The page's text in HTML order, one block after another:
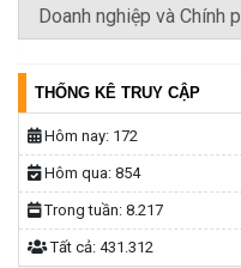
THỐNG KÊ TRUY CẬP
Hôm nay: 172
Hôm qua: 854
Trong tuần: 8.217
Tất cả: 431.312